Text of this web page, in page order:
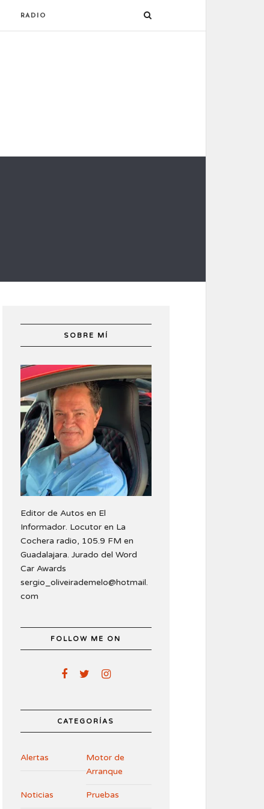
RADIO
SOBRE MÍ
Editor de Autos en El
Informador. Locutor en La
Cochera radio, 105.9 FM en
Guadalajara. Jurado del Word
Car Awards
sergio_oliveirademelo@hotmail.
com
FOLLOW ME ON
CATEGORÍAS
Alertas
Motor de
Arranque
Noticias Pruebas